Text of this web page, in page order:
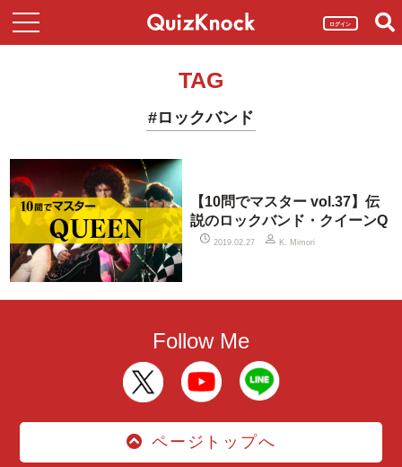
ログイン
TAG
#ロックバンド
【10問でマスター vol.37】伝
説のロックバンド・クイーンQ
2019.02.27 K. Mimori
Follow Me
ページトップへ